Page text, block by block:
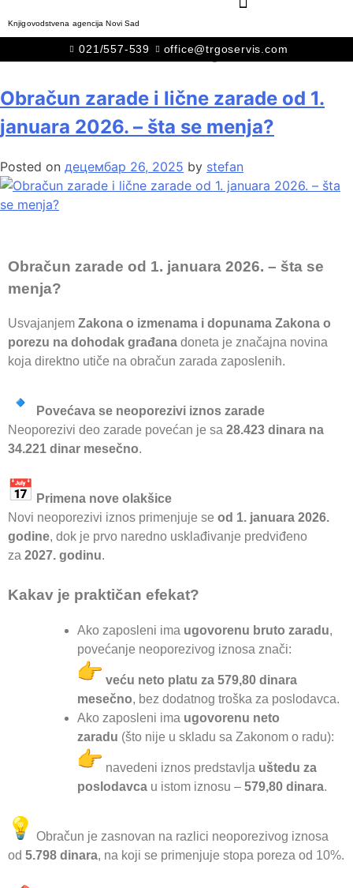
Knjigovodstvena agencija Novi Sad
021/557-539 office@trgoservis.com
Месец:децембар 2025.
Obračun zarade i lične zarade od 1.
januara 2026. – šta se menja?
Posted on децембар 26, 2025 by stefan
Obračun zarade od 1. januara 2026. – šta se
menja?
Usvajanjem Zakona o izmenama i dopunama Zakona o
porezu na dohodak građana doneta je značajna novina
koja direktno utiče na obračun zarada zaposlenih.
Povećava se neoporezivi iznos zarade
Neoporezivi deo zarade povećan je sa 28.423 dinara na
34.221 dinar mesečno.
Primena nove olakšice
Novi neoporezivi iznos primenjuje se od 1. januara 2026.
godine, dok je prvo naredno usklađivanje predviđeno
za 2027. godinu.
Kakav je praktičan efekat?
Ako zaposleni ima ugovorenu bruto zaradu,
povećanje neoporezivog iznosa znači:
veću neto platu za 579,80 dinara
mesečno, bez dodatnog troška za poslodavca.
Ako zaposleni ima ugovorenu neto
zaradu (što nije u skladu sa Zakonom o radu):
navedeni iznos predstavlja uštedu za
poslodavca u istom iznosu – 579,80 dinara.
Obračun je zasnovan na razlici neoporezivog iznosa
od 5.798 dinara, na koji se primenjuje stopa poreza od 10%.